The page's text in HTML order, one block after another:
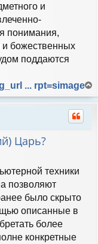
и
понимания,
и божественных
поддаются
... rpt=simage
е
р
Царь?
техники
позволяют
было скрыто
описанные в
более
конкретные